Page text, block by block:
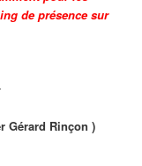
de présence sur
Gérard Rinçon )